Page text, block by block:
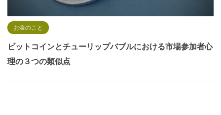
お金のこと
ビットコインとチューリップバブルにおける市場参加者心
理の３つの類似点